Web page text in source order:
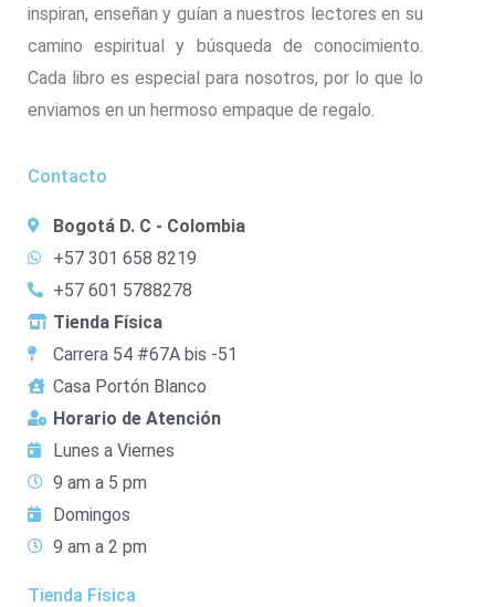
inspiran, enseñan y guían a nuestros lectores en su
camino espiritual y búsqueda de conocimiento.
Cada libro es especial para nosotros, por lo que lo
enviamos en un hermoso empaque de regalo.
Contacto
Bogotá D. C - Colombia
+57 301 658 8219
+57 601 5788278
Tienda Física
Carrera 54 #67A bis -51
Casa Portón Blanco
Horario de Atención
Lunes a Viernes
9 am a 5 pm
Domingos
9 am a 2 pm
Tienda Física